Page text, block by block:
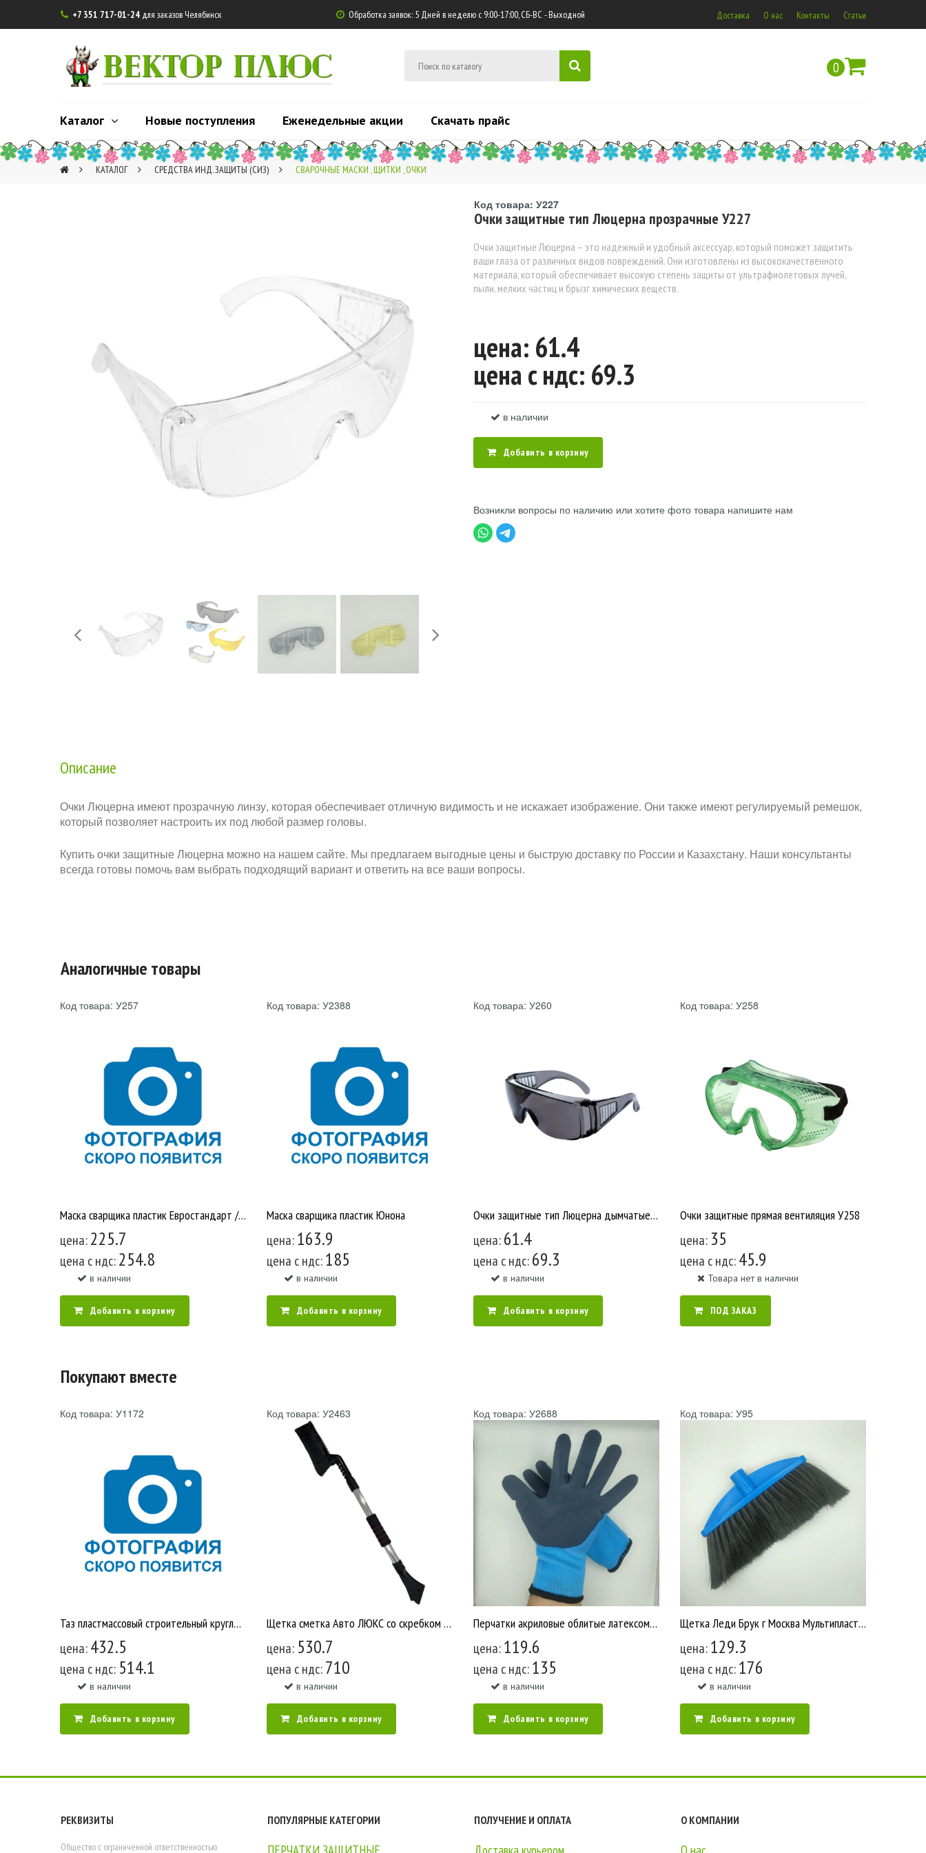
 +7 351 717-01-24 для заказов Челябинск  Обработка заявок: 5 Дней в неделю с 9:00-17:00, СБ-ВС - Выходной Доставка О нас Контакты Статьи
ВЕКТОР ПЛЮС 0
Каталог Новые поступления Еженедельные акции Скачать прайс
КАТАЛОГ СРЕДСТВА ИНД. ЗАЩИТЫ (СИЗ) СВАРОЧНЫЕ МАСКИ , ЩИТКИ , ОЧКИ
Код товара: У227
Очки защитные тип Люцерна прозрачные У227
Очки защитные Люцерна – это надежный и удобный аксессуар, который поможет защитить
ваши глаза от различных видов повреждений. Они изготовлены из высококачественного
материала, который обеспечивает высокую степень защиты от ультрафиолетовых лучей,
пыли, мелких частиц и брызг химических веществ.
цена: 61.4
цена c ндс: 69.3
в наличии
Добавить в корзину
Возникли вопросы по наличию или хотите фото товара напишите нам
Описание
Очки Люцерна имеют прозрачную линзу, которая обеспечивает отличную видимость и не искажает изображение. Они также имеют регулируемый ремешок,
который позволяет настроить их под любой размер головы.
Купить очки защитные Люцерна можно на нашем сайте. Мы предлагаем выгодные цены и быструю доставку по России и Казахстану. Наши консультанты
всегда готовы помочь вам выбрать подходящий вариант и ответить на все ваши вопросы.
Аналогичные товары
Код товара: У257
Маска сварщика пластик Евростандарт /40 У257
цена:225.7
цена c ндс:254.8
в наличии
Добавить в корзину
Код товара: У2388
Маска сварщика пластик Юнона
цена:163.9
цена c ндс:185
в наличии
Добавить в корзину
Код товара: У260
Очки защитные тип Люцерна дымчатые /50 У260
цена:61.4
цена c ндс:69.3
в наличии
Добавить в корзину
Код товара: У258
Очки защитные прямая вентиляция У258
цена: 35
цена c ндс:45.9
Товара нет в наличии
ПОД ЗАКАЗ
Покупают вместе
Код товара: У1172
Таз пластмассовый строительный круглый мерный 90 л У1172
цена:432.5
цена c ндс: 514.1
в наличии
Добавить в корзину
Код товара: У2463
Щетка сметка Авто ЛЮКС со скребком Телескопическая Мультипласт У2463
цена: 530.7
цена c ндс:710
в наличии
Добавить в корзину
Код товара: У2688
Перчатки акриловые облитые латексом с начёсом ЗИМА синие 10/400 У2688
цена:119.6
цена c ндс:135
в наличии
Добавить в корзину
Код товара: У95
Щетка Леди Брук г Москва Мультипласт /18 У95
цена:129.3
цена c ндс:176
в наличии
Добавить в корзину
РЕКВИЗИТЫ
Общество с ограниченной ответственностью
ПОПУЛЯРНЫЕ КАТЕГОРИИ ПОЛУЧЕНИЕ И ОПЛАТА О КОМПАНИИ